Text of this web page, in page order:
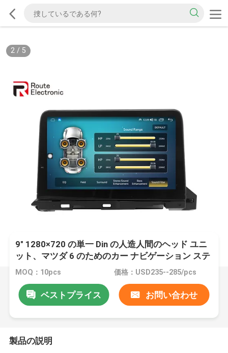
2/ 5
9" 1280×720 の単一 Din の人造人間のヘッド ユニ
ット、マツダ 6 のためのカー ナビゲーション ステ
レオ
MOQ：10pcs 価格：USD235--285/pcs
ベストプライス お問い合わせ
製品の説明